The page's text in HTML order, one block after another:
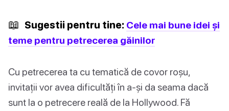
📖 Sugestii pentru tine: Cele mai bune idei și
teme pentru petrecerea găinilor
Cu petrecerea ta cu tematică de covor roșu,
invitații vor avea dificultăți în a-și da seama dacă
sunt la o petrecere reală de la Hollywood. Fă